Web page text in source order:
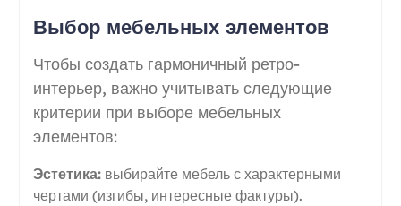
Выбор мебельных элементов
Чтобы создать гармоничный ретро-
интерьер, важно учитывать следующие
критерии при выборе мебельных
элементов:
Эстетика:выбирайте мебель с характерными
чертами (изгибы, интересные фактуры).